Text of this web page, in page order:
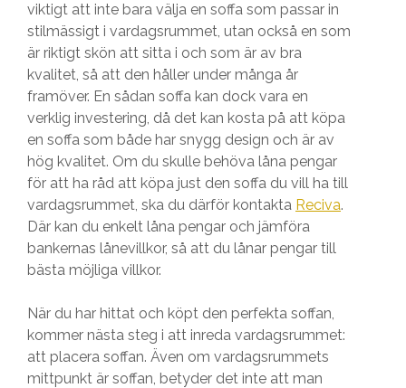
viktigt att inte bara välja en soffa som passar in
stilmässigt i vardagsrummet, utan också en som
är riktigt skön att sitta i och som är av bra
kvalitet, så att den håller under många år
framöver. En sådan soffa kan dock vara en
verklig investering, då det kan kosta på att köpa
en soffa som både har snygg design och är av
hög kvalitet. Om du skulle behöva låna pengar
för att ha råd att köpa just den soffa du vill ha till
vardagsrummet, ska du därför kontakta Reciva.
Där kan du enkelt låna pengar och jämföra
bankernas lånevillkor, så att du lånar pengar till
bästa möjliga villkor.
När du har hittat och köpt den perfekta soffan,
kommer nästa steg i att inreda vardagsrummet:
att placera soffan. Även om vardagsrummets
mittpunkt är soffan, betyder det inte att man